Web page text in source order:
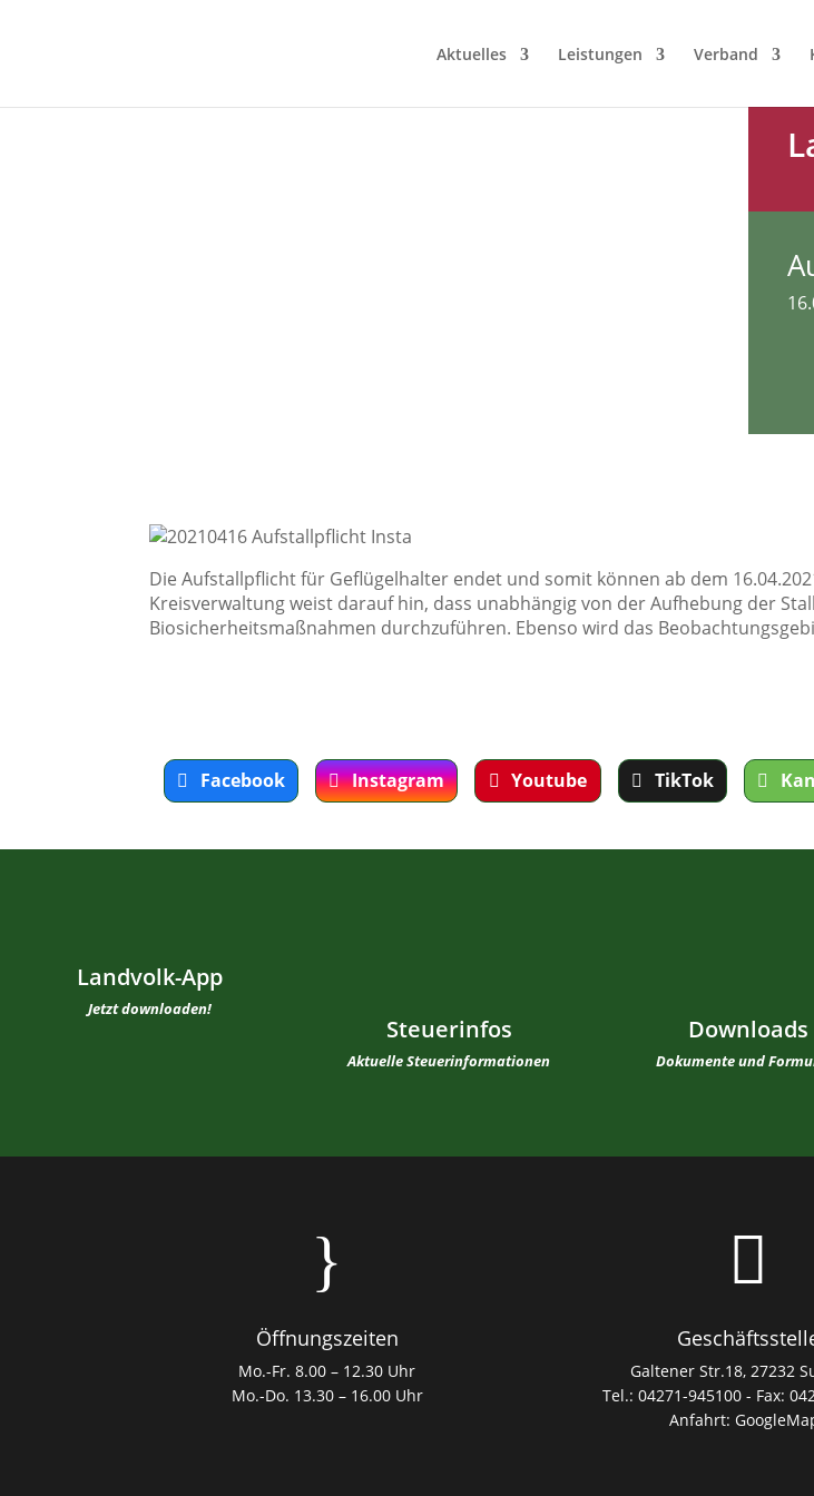
Aktuelles Leistungen Verband
Die Aufstallpflicht für Geflügelhalter endet und somit können ab dem
Kreisverwaltung weist darauf hin, dass unabhängig von der Aufhebung der
Biosicherheitsmaßnahmen durchzuführen. Ebenso wird das
Facebook Instagram Youtube TikTok
Landvolk-App
Jetzt downloaden!
Steuerinfos
Aktuelle Steuerinformationen
Downloads
Dokumente und
}
Öffnungszeiten
Mo.-Fr. 8.00 – 12.30 Uhr
Mo.-Do. 13.30 – 16.00 Uhr

Galtener Str.18, 27232
Tel.: 04271-945100 - Fax:
Anfahrt: